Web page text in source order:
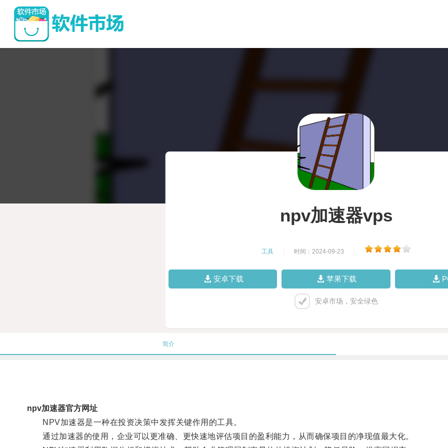
npv加速器vps
工具 时间：2024-09-23
安卓下载 苹果下载
安卓市场，安全绿色
简介
npv加速器官方网址
NPV加速器是一种在投资决策中发挥关键作用的工具。
通过加速器的使用，企业可以更准确、更快速地评估项目的盈利能力，从而确保项目的净现值最大化。